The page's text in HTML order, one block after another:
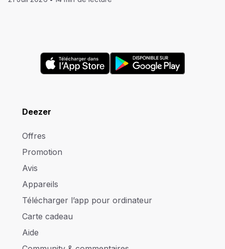
Deezer
Offres
Promotion
Avis
Appareils
Télécharger l’app pour ordinateur
Carte cadeau
Aide